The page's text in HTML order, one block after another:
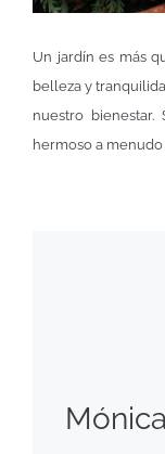
Un jardín es más
belleza y
nuestro
hermoso a menudo